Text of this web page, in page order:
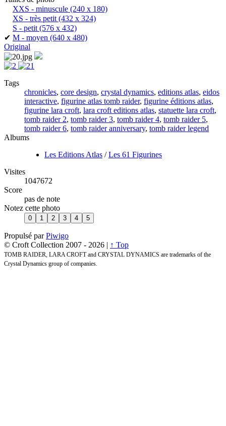
XXS - minuscule (240 x 180)
XS - très petit(432 x 324)
S - petit(576 x 432)
✔ M - moyen (640 x 480)
Original
Tags
chronicles, core design, crystal dynamics, editions atlas, eidos
interactive, figurine atlas tomb raider, figurine éditions atlas,
figurine lara croft, lara croft editions atlas, statuette lara croft,
tomb raider 2, tomb raider 3, tomb raider 4, tomb raider 5,
tomb raider 6, tomb raider anniversary, tomb raider legend
Albums
Les Editions Atlas /Les 61 Figurines
Visites
1047672
Score
pas de note
Notez cette photo
Propulsé parPiwigo
© Croft Collection 2007 - 2026 | ↑ Top
TOMB RAIDER, LARA CROFT and CRYSTAL DYNAMICS are trademarks of the
Crystal Dynamics group of companies.